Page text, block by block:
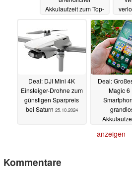
Akkulaufzeit zum Top-
27.10.2024
Deal: DJI Mini 4K
Einsteiger-Drohne zum
günstigen Sparpreis
bei Saturn 25.10.2024
Deal:
Magic 6
Spitzenpreis
anzeigen
Kommentare